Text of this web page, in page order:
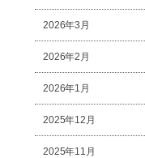
2026年3月
2026年2月
2026年1月
2025年12月
2025年11月